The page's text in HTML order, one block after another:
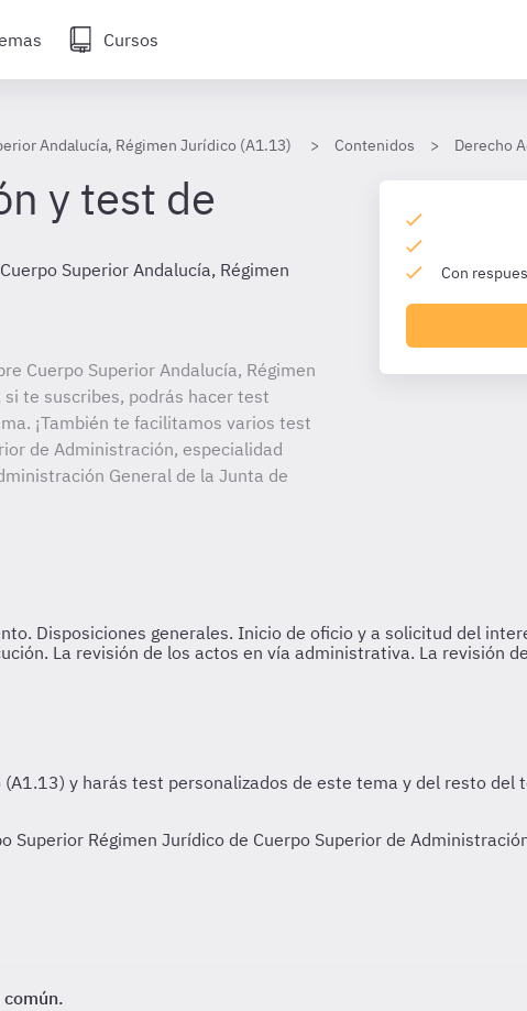
Cursos
Andalucía, Régimen Jurídico (A1.13) Contenidos Derecho
y test de
Superior Andalucía, Régimen
Cuerpo Superior Andalucía, Régimen
te suscribes, podrás hacer test
¡También te facilitamos varios test
de Administración, especialidad
General de la Junta de
Con
Superior Régimen Jurídico de Cuerpo Superior de